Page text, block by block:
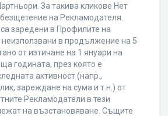
За такива кликове Нет
на Рекламодателя.
заредени в Профилите на
в продължение на 5
от изтичане на 1 януари на
годината, през която е
активност (напр.,
зареждане на сума и т.н.) от
Рекламодатели в тези
на възстановяване. Същите